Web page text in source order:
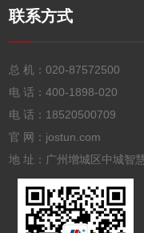
联系方式
总 机：020-87572500
电 话：400-1898-020
电 话： 18520500709
官 网：jostun.com
地 址：广州增城区中城智